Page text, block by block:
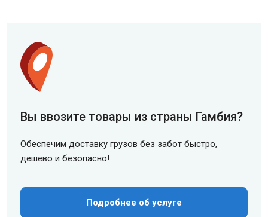
Вы ввозите товары из страны Гамбия?
Обеспечим доставку грузов без забот быстро,
дешево и безопасно!
Подробнее об услуге